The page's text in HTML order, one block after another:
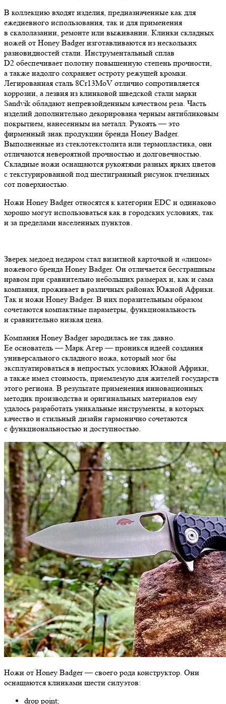
В коллекцию входят изделия, предназначенные как для
ежедневного использования, так и для применения
в скалолазании, ремонте или выживании. Клинки складных
ножей от Honey Badger изготавливаются из нескольких
разновидностей стали. Инструментальный сплав
D2 обеспечивает полотну повышенную степень прочности,
а также надолго сохраняет остроту режущей кромки.
Легированная сталь 8Cr13MoV отлично сопротивляется
коррозии, а лезвия из клинковой шведской стали марки
Sandvik обладают непревзойденным качеством реза. Часть
изделий дополнительно декорирована черным антибликовым
покрытием, нанесенным на металл. Рукоять — это
фирменный знак продукции бренда Honey Badger.
Выполненные из стеклотекстолита или термопластика, они
отличаются невероятной прочностью и долговечностью.
Складные ножи оснащаются рукоятями разных ярких цветов
с текстурированной под шестигранный рисунок пчелиных
сот поверхностью.
Ножи Honey Badger относятся к категории EDC и одинаково
хорошо могут использоваться как в городских условиях, так
и за пределами населенных пунктов.
Зверек медоед недаром стал визитной карточкой и «лицом»
ножевого бренда Honey Badger. Он отличается бесстрашным
нравом при сравнительно небольших размерах и, как и сама
компания, проживает в различных районах Южной Африки.
Так и ножи Honey Badger. В них поразительным образом
сочетаются компактные параметры, функциональность
и сравнительно низкая цена.
Компания Honey Badger зародилась не так давно.
Ее основатель — Марк Агер — проникся идеей создания
универсального складного ножа, который мог бы
эксплуатироваться в непростых условиях Южной Африки,
а также имел стоимость, приемлемую для жителей государств
этого региона. В результате применения инновационных
методик производства и оригинальных материалов ему
удалось разработать уникальные инструменты, в которых
качество и стильный дизайн гармонично сочетаются
с функциональностью и доступностью.
Ножи от Honey Badger — своего рода конструктор. Они
оснащаются клинками шести силуэтов:
drop point;